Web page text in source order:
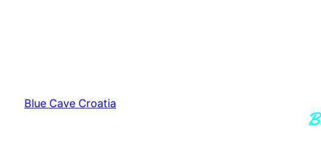
Blue Cave Croatia